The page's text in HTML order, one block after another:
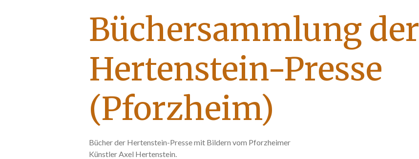
Büchersammlung der
Hertenstein-Presse
(Pforzheim)
Bücher der Hertenstein-Presse mit Bildern vom Pforzheimer
Künstler Axel Hertenstein.